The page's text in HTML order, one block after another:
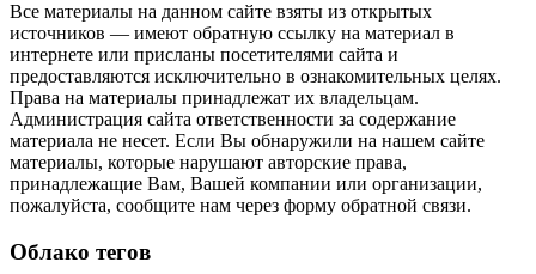
Все материалы на данном сайте взяты из открытых
источников — имеют обратную ссылку на материал в
интернете или присланы посетителями сайта и
предоставляются исключительно в ознакомительных целях.
Права на материалы принадлежат их владельцам.
Администрация сайта ответственности за содержание
материала не несет. Если Вы обнаружили на нашем сайте
материалы, которые нарушают авторские права,
принадлежащие Вам, Вашей компании или организации,
пожалуйста, сообщите нам через форму обратной связи.
Облако тегов